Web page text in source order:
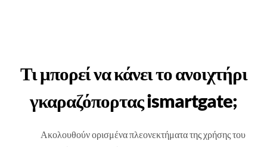
Τι μπορεί να κάνει το ανοιχτήρι
γκαραζόπορτας ismartgate;
Ακολουθούν ορισμένα πλεονεκτήματα της χρήσης του